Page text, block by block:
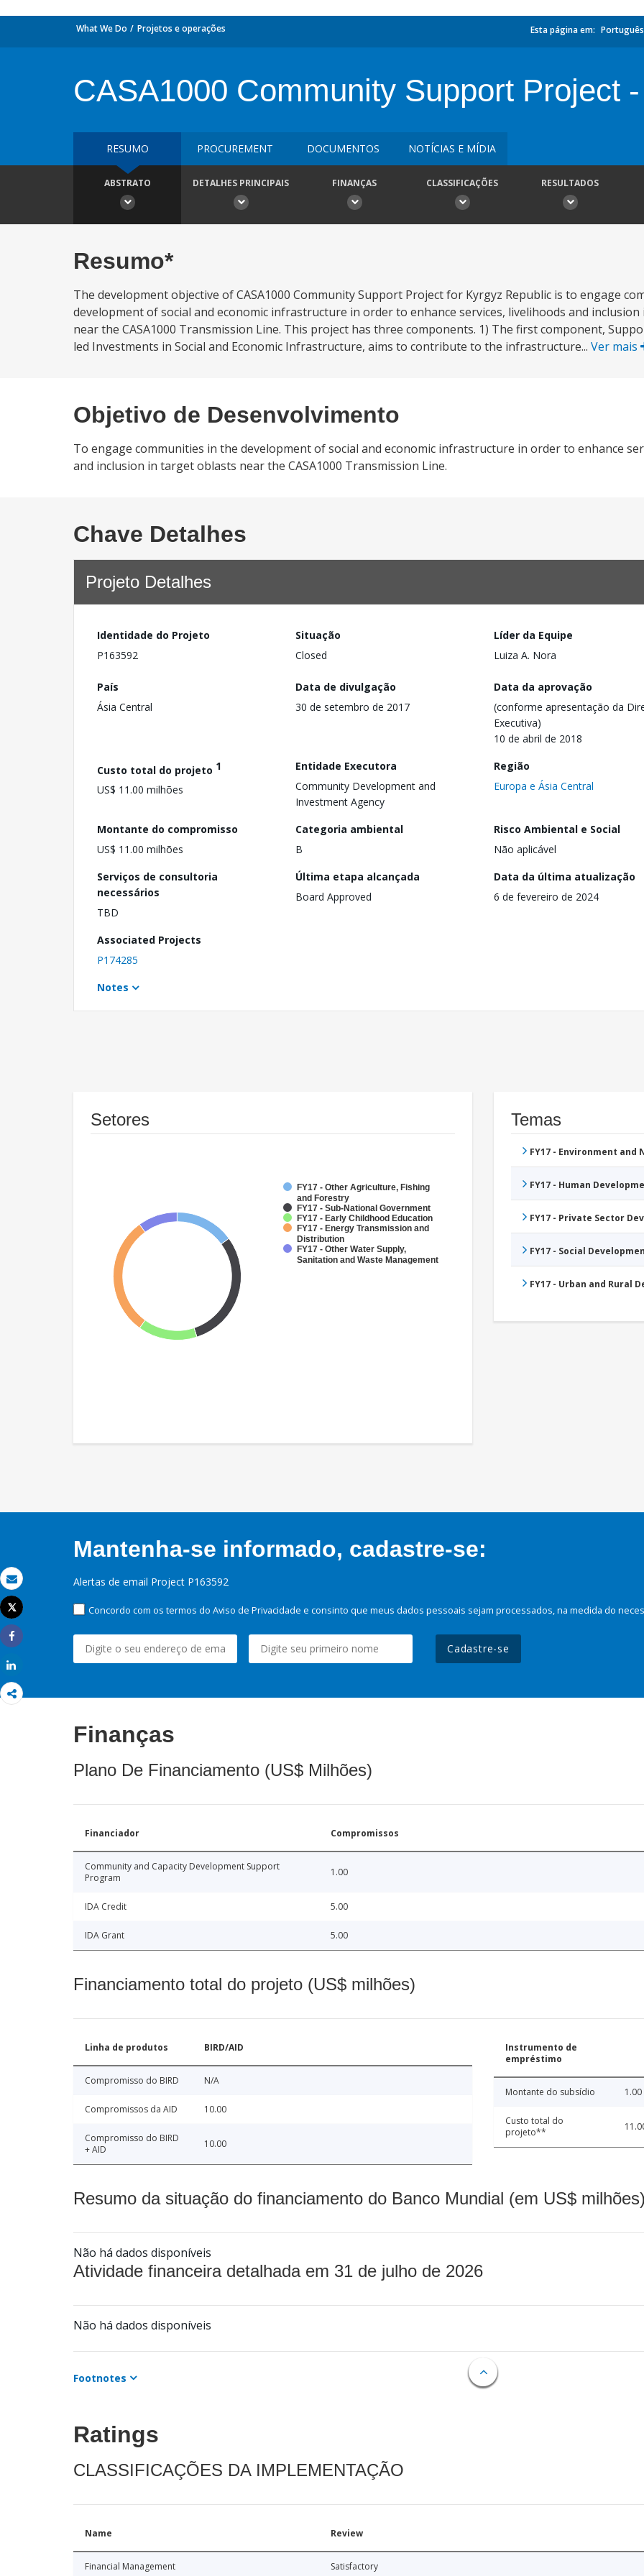
Email
Imprimir
Tweet
Share
What We Do Projetos e operações Esta página em: Português
CASA1000 Community Support Project
RESUMO PROCUREMENT DOCUMENTOS NOTÍCIAS E MÍDIA
ABSTRATO DETALHES PRINCIPAIS FINANÇAS CLASSIFICAÇÕES RESULTADOS
Resumo*
The development objective of CASA1000 Community Support Project for Kyrgyz Republic is to engage
development of social and economic infrastructure in order to enhance services, livelihoods and
near the CASA1000 Transmission Line. This project has three components. 1) The first component,
led Investments in Social and Economic Infrastructure, aims to contribute to the infrastructure... Ver mais
Objetivo de Desenvolvimento
To engage communities in the development of social and economic infrastructure in order to enhance
and inclusion in target oblasts near the CASA1000 Transmission Line.
Chave Detalhes
Projeto Detalhes
Identidade do Projeto
P163592
Situação
Closed
Líder da Equipe
Luiza A. Nora
País
Ásia Central
Data de divulgação
30 de setembro de 2017
Data da aprovação
(conforme apresentação da
Executiva)
10 de abril de 2018
Custo total do projeto 1
US$ 11.00 milhões
Entidade Executora
Community Development and
Investment Agency
Região
Europa e Ásia Central
Montante do compromisso
US$ 11.00 milhões
Categoria ambiental
B
Risco Ambiental e Social
Não aplicável
Serviços de consultoria
necessários
TBD
Última etapa alcançada
Board Approved
Data da última atualização
6 de fevereiro de 2024
Associated Projects
P174285
Notes
Setores
FY17 - Other Agriculture, Fishing
and Forestry
FY17 - Sub-National Government
FY17 - Early Childhood Education
FY17 - Energy Transmission and
Distribution
FY17 - Other Water Supply,
Sanitation and Waste Management
Temas
FY17 - Environment
FY17 - Human
FY17 - Private Sector
FY17 - Social
FY17 - Urban and Rural
Mantenha-se informado, cadastre-se:
Alertas de email Project P163592
Concordo com os termos do Aviso de Privacidade e consinto que meus dados pessoais sejam processados, na medida do
Cadastre-se
Finanças
Plano De Financiamento (US$ Milhões)
Financiador Compromissos
Community and Capacity Development Support
Program
1.00
IDA Credit 5.00
IDA Grant 5.00
Financiamento total do projeto (US$ milhões)
Linha de produtos BIRD/AID
Compromisso do BIRD N/A
Compromissos da AID 10.00
Compromisso do BIRD
+ AID
10.00
Instrumento de
empréstimo
Montante do subsídio 1.00
Custo total do
projeto**
Resumo da situação do financiamento do Banco Mundial (em US$
Não há dados disponíveis
Atividade financeira detalhada em 31 de julho de 2026
Não há dados disponíveis
Footnotes
Ratings
CLASSIFICAÇÕES DA IMPLEMENTAÇÃO
Name Review
Financial Management Satisfactory